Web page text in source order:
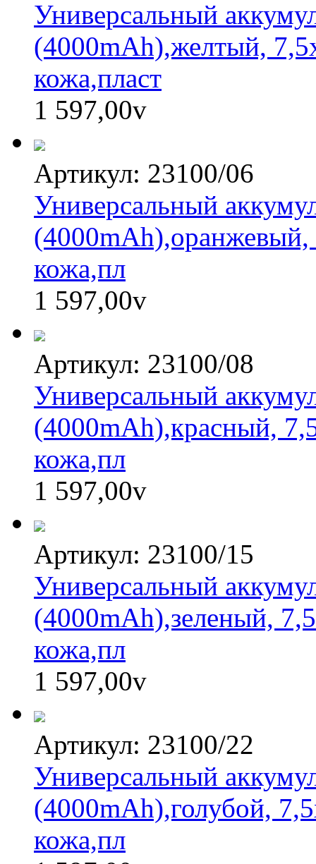
Универсальный
(4000mAh),желтый,
кожа,пласт
1 597,00v
Артикул: 23100/06
Универсальный
(4000mAh),оранжевый,
кожа,пл
1 597,00v
Артикул: 23100/08
Универсальный
(4000mAh),красный,
кожа,пл
1 597,00v
Артикул: 23100/15
Универсальный
(4000mAh),зеленый,
кожа,пл
1 597,00v
Артикул: 23100/22
Универсальный
(4000mAh),голубой,
кожа,пл